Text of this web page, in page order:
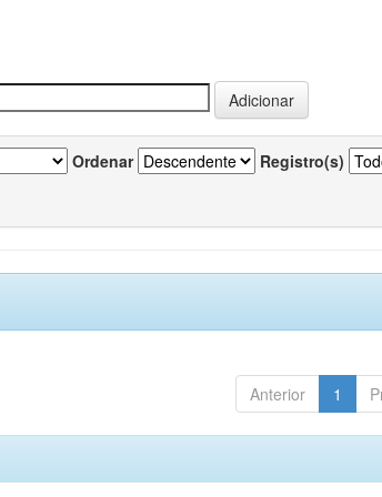
Ordenar Registro(s)
Anterior 1